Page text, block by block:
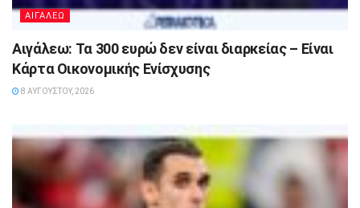
ΑΙΓΑΛΕΩ
Αιγάλεω: Τα 300 ευρώ δεν είναι διαρκείας – Είναι
Κάρτα Οικονομικής Ενίσχυσης
8 ΑΥΓΟΎΣΤΟΥ, 2026